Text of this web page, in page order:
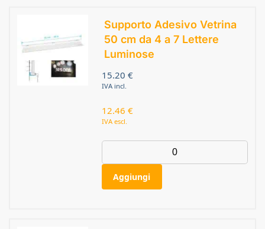
Supporto Adesivo Vetrina
50 cm da 4 a 7 Lettere
Luminose
15.20 €
IVA incl.
12.46 €
IVA escl.
Aggiungi